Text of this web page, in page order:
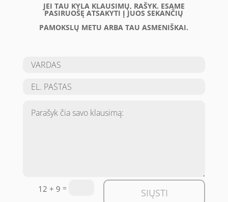
JEI TAU KYLA KLAUSIMŲ, RAŠYK. ESAME
PASIRUOŠĘ ATSAKYTI Į JUOS SEKANČIŲ
PAMOKSLŲ METU ARBA TAU ASMENIŠKAI.
12 + 9 = SIŲSTI